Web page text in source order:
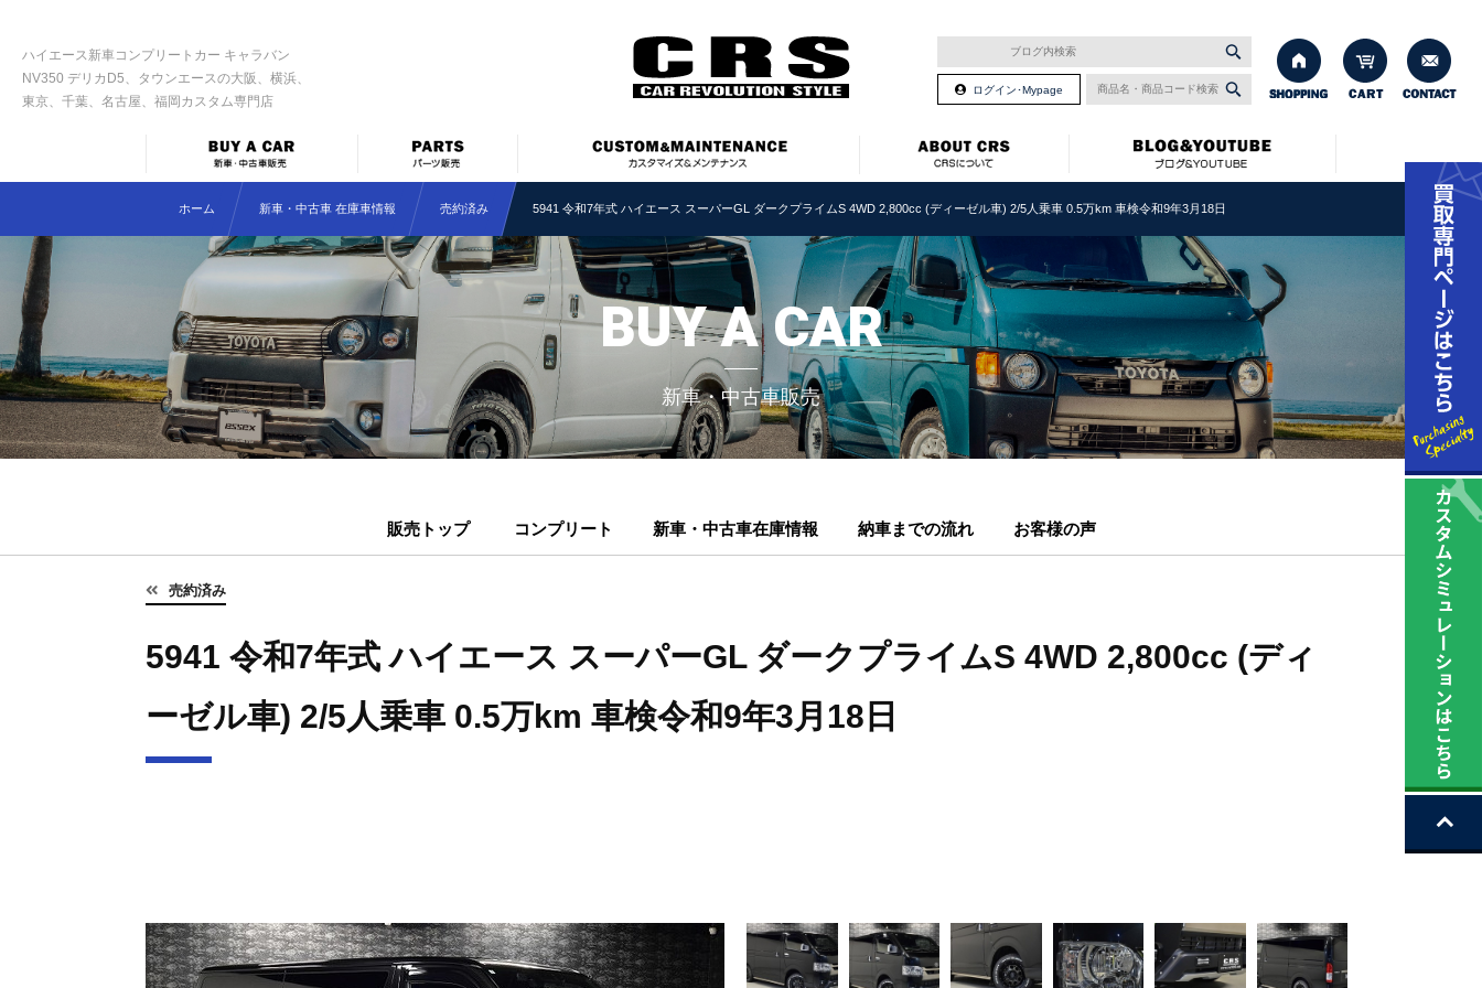
ハイエース新車コンプリートカー キャラバン
NV350 デリカD5、タウンエースの大阪、横浜、
東京、千葉、名古屋、福岡カスタム専門店
ログイン･Mypage
ホーム 新車・中古車 在庫車情報 売約済み 5941 令和7年式 ハイエース スーパーGL ダークプライムS 4WD 2,800cc (ディーゼル車) 2/5人乗車 0.5万km 車検令和9年3月18日
BUY A CAR
新車・中古車販売
販売トップ コンプリート 新車・中古車在庫情報 納車までの流れ お客様の声
売約済み
5941 令和7年式 ハイエース スーパーGL ダークプライムS 4WD 2,800cc (ディ
ーゼル車) 2/5人乗車 0.5万km 車検令和9年3月18日